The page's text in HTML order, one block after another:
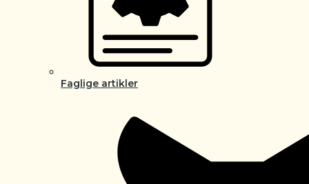
Faglige artikler